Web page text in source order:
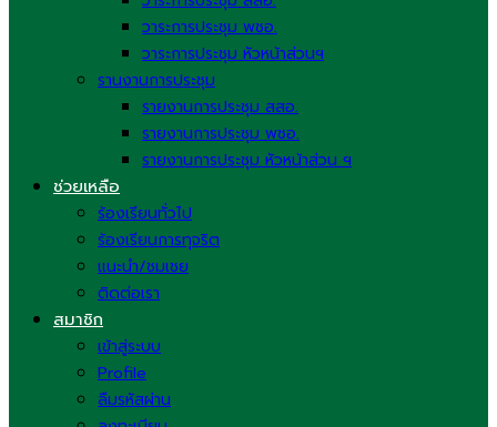
วาระการประชุม พชอ.
วาระการประชุม หัวหน้าส่วนฯ
รานงานการประชุม
รายงานการประชุม สสอ.
รายงานการประชุม พชอ.
รายงานการประชุม หัวหน้าส่วน ฯ
ช่วยเหลือ
ร้องเรียนทั่วไป
ร้องเรียนการทุจริต
แนะนำ/ชมเชย
ติดต่อเรา
สมาชิก
เข้าสู่ระบบ
Profile
ลืมรหัสผ่าน